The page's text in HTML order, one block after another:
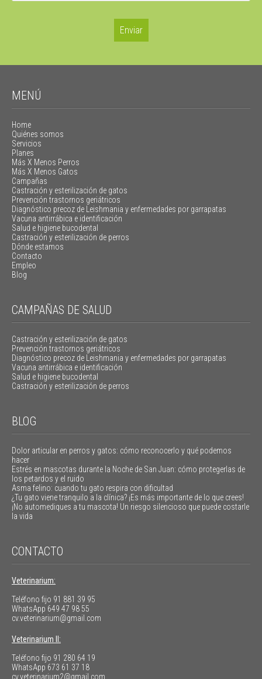
MENÚ
Home
Quiénes somos
Servicios
Planes
Más X Menos Perros
Más X Menos Gatos
Campañas
Castración y esterilización de gatos
Prevención trastornos geriátricos
Diagnóstico precoz de Leishmania y enfermedades por garrapatas
Vacuna antirrábica e identificación
Salud e higiene bucodental
Castración y esterilización de perros
Dónde estamos
Contacto
Empleo
Blog
CAMPAÑAS DE SALUD
Castración y esterilización de gatos
Prevención trastornos geriátricos
Diagnóstico precoz de Leishmania y enfermedades por garrapatas
Vacuna antirrábica e identificación
Salud e higiene bucodental
Castración y esterilización de perros
BLOG
Dolor articular en perros y gatos: cómo reconocerlo y qué podemos
hacer
Estrés en mascotas durante la Noche de San Juan: cómo protegerlas de
los petardos y el ruido
Asma felino: cuando tu gato respira con dificultad
¿Tu gato viene tranquilo a la clínica? ¡Es más importante de lo que crees!
¡No automediques a tu mascota! Un riesgo silencioso que puede costarle
la vida
CONTACTO
Veterinarium:
Teléfono fijo 91 881 39 95
WhatsApp 649 47 98 55
cv.veterinarium@gmail.com
Veterinarium II:
Teléfono fijo 91 280 64 19
WhatsApp 673 61 37 18
cv.veterinarium2@gmail.com